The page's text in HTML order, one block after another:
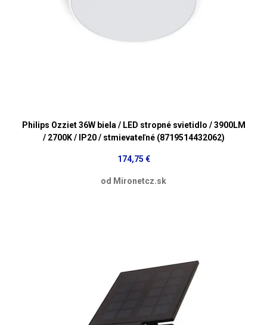
Philips Ozziet 36W biela / LED stropné svietidlo / 3900LM
/ 2700K / IP20 / stmievateľné (8719514432062)
174,75 €
od Mironetcz.sk